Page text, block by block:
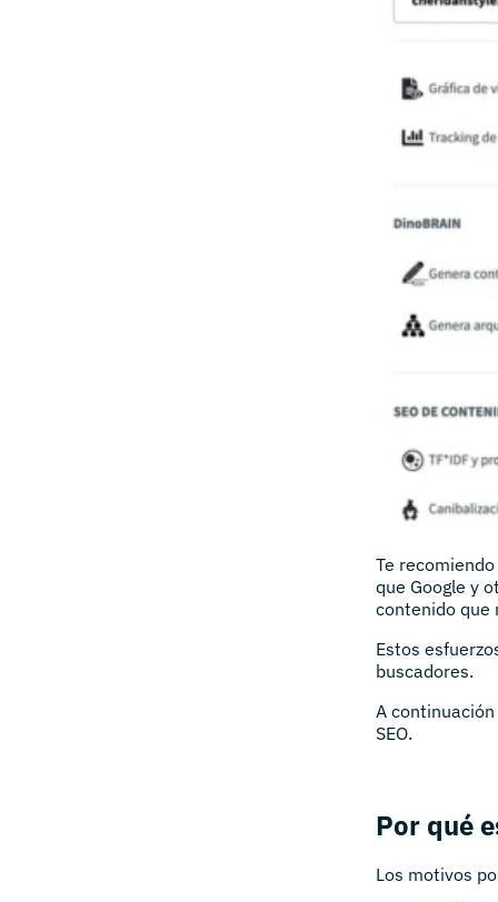
Te
que Google y
contenido que
Estos
buscadores.
A
SEO.
Por qué
Los motivos